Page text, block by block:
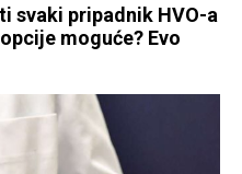
svaki pripadnik HVO-a
moguće? Evo